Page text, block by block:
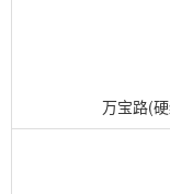
万宝路(